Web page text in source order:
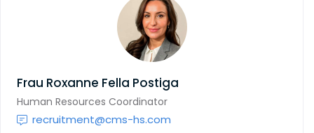
Frau Roxanne Fella Postiga
Human Resources Coordinator
recruitment@cms-hs.com